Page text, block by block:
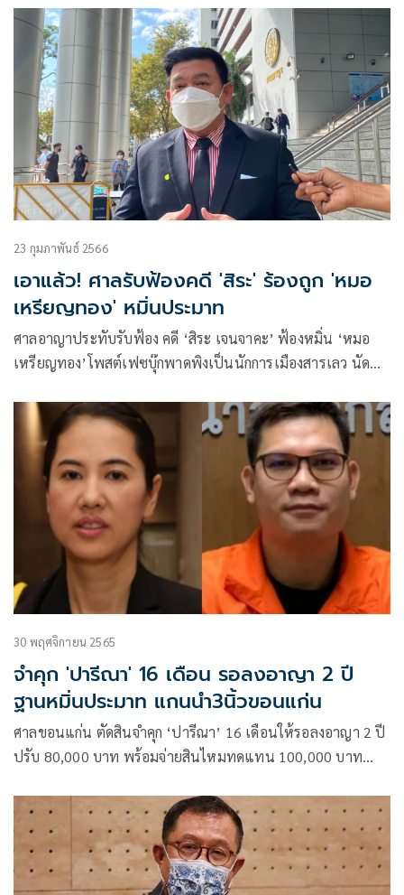
23 กุมภาพันธ์ 2566
เอาแล้ว! ศาลรับฟ้องคดี 'สิระ' ร้องถูก 'หมอ
เหรียญทอง' หมิ่นประมาท
ศาลอาญาประทับรับฟ้อง คดี ‘สิระ เจนจาคะ’ ฟ้องหมิ่น ‘หมอ
เหรียญทอง’โพสต์เฟซบุ๊กพาดพิงเป็นนักการเมืองสารเลว นัด
30 พฤศจิกายน 2565
จำคุก 'ปารีณา' 16 เดือน รอลงอาญา 2 ปี
ฐานหมิ่นประมาท แกนนำ3นิ้วขอนแก่น
ศาลขอนแก่น ตัดสินจำคุก ‘ปารีณา’ 16 เดือนให้รอลงอาญา 2 ปี
ปรับ 80,000 บาท พร้อมจ่ายสินไหมทดแทน 100,000 บาท
ที เหตุเกิดเมื่อปี 63